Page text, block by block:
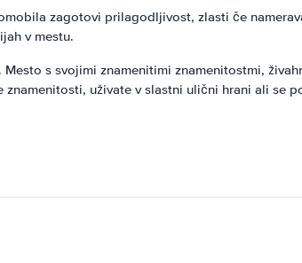
zagotovi prilagodljivost, zlasti če
v mestu.
s svojimi znamenitimi znamenitostmi,
uživate v slastni ulični hrani ali se